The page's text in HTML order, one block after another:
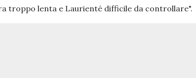
troppo lenta e Laurienté difficile da controllare".